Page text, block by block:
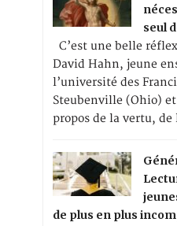
seul
C’est une belle
David Hahn, jeune
l’université des
Steubenville (Ohio)
propos de la vertu, de
de plus en plus